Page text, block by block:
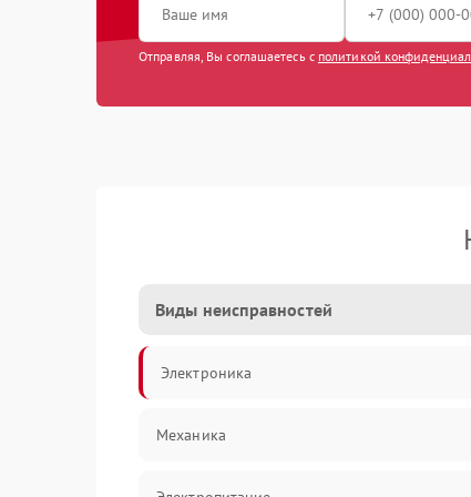
Отправляя, Вы соглашаетесь с политикой
Виды неисправностей
Электроника
Механика